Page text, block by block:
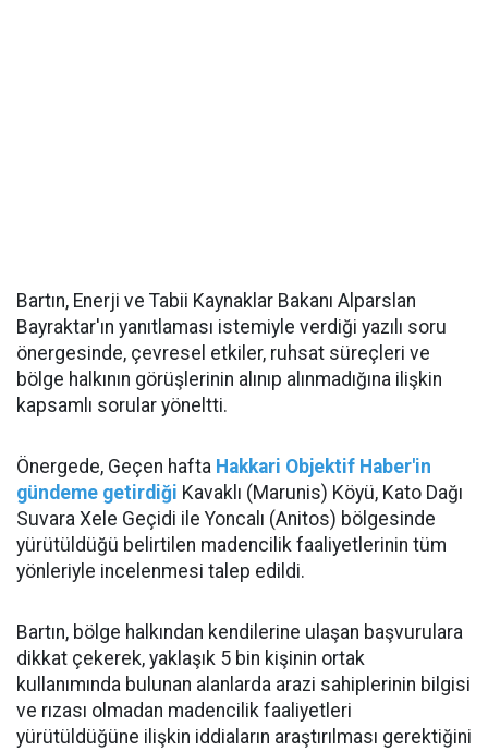
Bartın, Enerji ve Tabii Kaynaklar Bakanı Alparslan
Bayraktar'ın yanıtlaması istemiyle verdiği yazılı soru
önergesinde, çevresel etkiler, ruhsat süreçleri ve
bölge halkının görüşlerinin alınıp alınmadığına ilişkin
kapsamlı sorular yöneltti.
Önergede, Geçen hafta Hakkari Objektif Haber'in
gündeme getirdiği Kavaklı (Marunis) Köyü, Kato Dağı
Suvara Xele Geçidi ile Yoncalı (Anitos) bölgesinde
yürütüldüğü belirtilen madencilik faaliyetlerinin tüm
yönleriyle incelenmesi talep edildi.
Bartın, bölge halkından kendilerine ulaşan başvurulara
dikkat çekerek, yaklaşık 5 bin kişinin ortak
kullanımında bulunan alanlarda arazi sahiplerinin bilgisi
ve rızası olmadan madencilik faaliyetleri
yürütüldüğüne ilişkin iddiaların araştırılması gerektiğini